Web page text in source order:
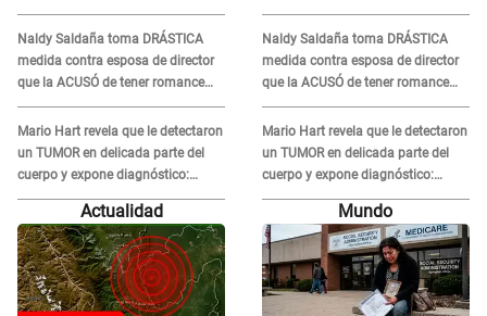
Naldy Saldaña
Naldy Saldaña toma DRÁSTICA
medida contra esposa de director
que la ACUSÓ de tener romance
con él: "Muy triste..."
Mario Hart revela que le detectaron
un TUMOR en delicada parte del
cuerpo y expone diagnóstico:
"Dolores muy fuertes..."
Naldy Saldaña
Naldy Saldaña toma DRÁSTICA
medida contra esposa de director
que la ACUSÓ de tener romance
con él: "Muy triste..."
Mario Hart revela que le detectaron
un TUMOR en delicada parte del
cuerpo y expone diagnóstico:
"Dolores muy fuertes..."
Actualidad Mundo